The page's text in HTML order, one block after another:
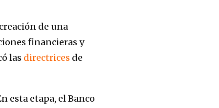
de una
financieras y
las directrices de
esta etapa, el Banco